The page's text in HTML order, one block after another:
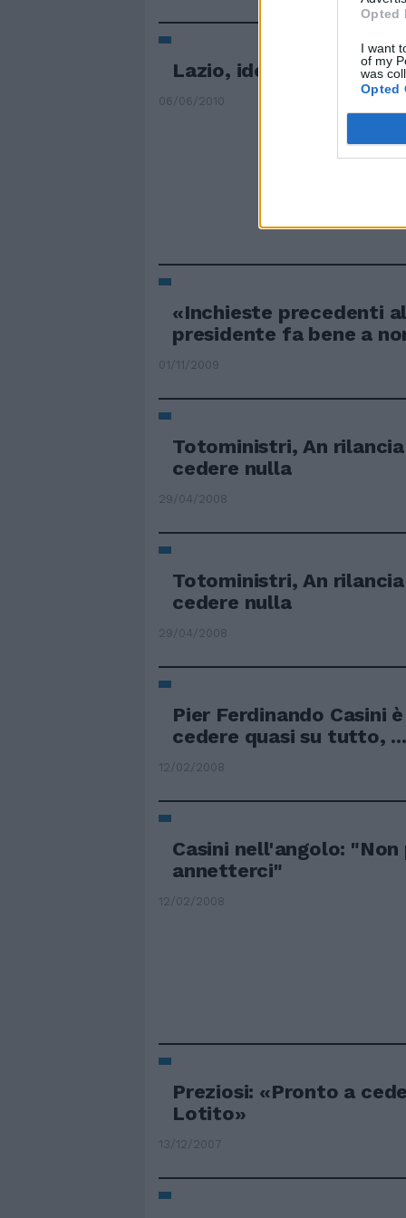
Opted
I want
of my
was
Opted
Lazio, idea Santa Cruz
06/06/2010
«Inchieste precedenti
presidente fa bene a
01/11/2009
Totoministri, An
cedere nulla
29/04/2008
Totoministri, An
cedere nulla
29/04/2008
Pier Ferdinando Casini
cedere quasi su tutto, ...
12/02/2008
Casini nell'angolo: "Non
annetterci"
12/02/2008
Preziosi: «Pronto a
Lotito»
13/12/2007